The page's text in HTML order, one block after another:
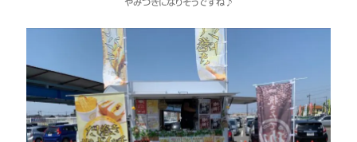
やみつきになりそうですね♪